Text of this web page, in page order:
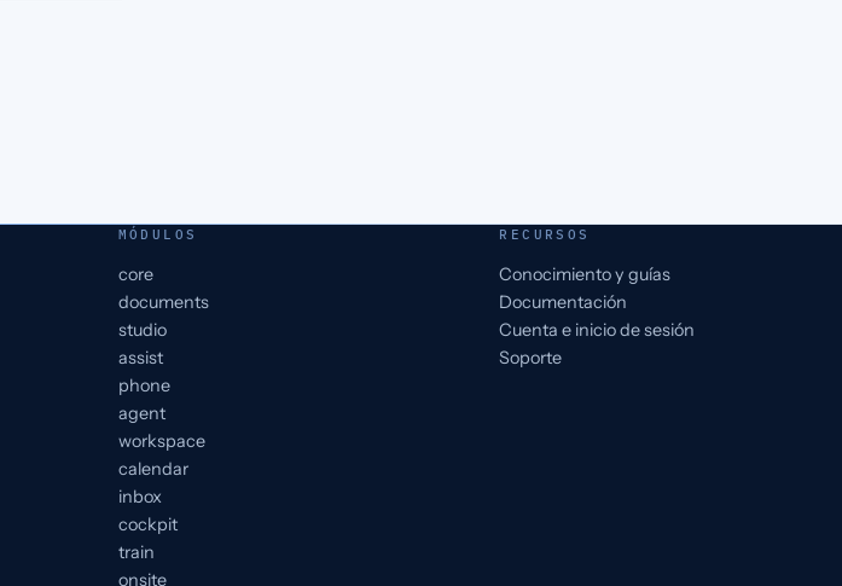
MÓDULOS
core
documents
studio
assist
phone
agent
workspace
calendar
inbox
cockpit
train
onsite
RECURSOS
Conocimiento y guías
Documentación
Cuenta e inicio de sesión
Soporte